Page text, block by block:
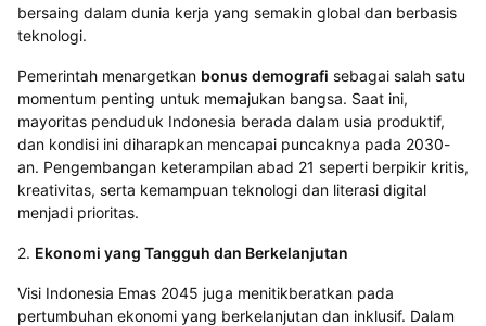
bersaing dalam dunia kerja yang semakin global dan berbasis
teknologi.
Pemerintah menargetkan bonus demografi sebagai salah satu
momentum penting untuk memajukan bangsa. Saat ini,
mayoritas penduduk Indonesia berada dalam usia produktif,
dan kondisi ini diharapkan mencapai puncaknya pada 2030-
an. Pengembangan keterampilan abad 21 seperti berpikir kritis,
kreativitas, serta kemampuan teknologi dan literasi digital
menjadi prioritas.
2. Ekonomi yang Tangguh dan Berkelanjutan
Visi Indonesia Emas 2045 juga menitikberatkan pada
pertumbuhan ekonomi yang berkelanjutan dan inklusif. Dalam